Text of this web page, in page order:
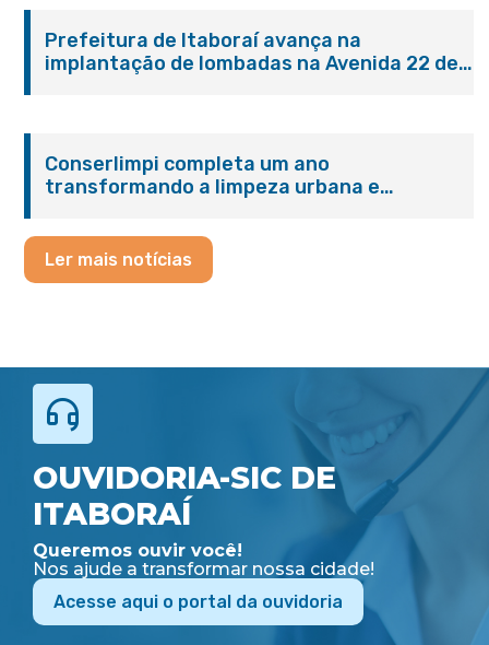
Prefeitura de Itaboraí avança na
implantação de lombadas na Avenida 22 de
Conserlimpi completa um ano
transformando a limpeza urbana e
Ler mais notícias
OUVIDORIA-SIC DE
ITABORAÍ
Queremos ouvir você!
Nos ajude a transformar nossa cidade!
Acesse aqui o portal da ouvidoria